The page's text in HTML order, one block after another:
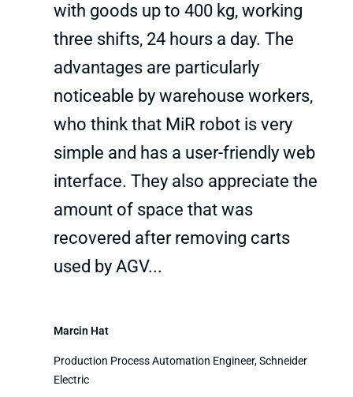
with goods up to 400 kg, working
three shifts, 24 hours a day. The
advantages are particularly
noticeable by warehouse workers,
who think that MiR robot is very
simple and has a user-friendly web
interface. They also appreciate the
amount of space that was
recovered after removing carts
used by AGV...
Marcin Hat
Production Process Automation Engineer, Schneider
Electric